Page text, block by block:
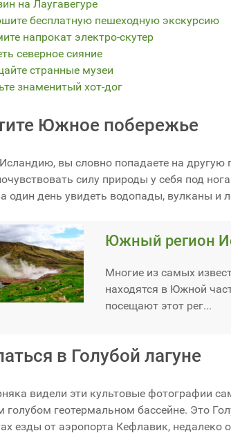
на Лаугавегуре
бесплатную пешеходную экскурсию
напрокат электро-скутер
северное сияние
странные музеи
знаменитый хот-дог
Южное побережье
вы словно попадаете на другую
силу природы у себя под
один день увидеть водопады, вулканы и
Южный регион
Многие из самых
находятся в Южной
посещают этот рег...
в Голубой лагуне
видели эти культовые фотографии
голубом геотермальном бассейне. Это
езды от аэропорта Кефлавик, недалеко